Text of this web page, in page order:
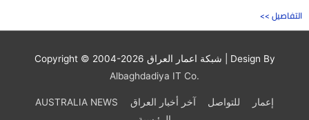
<< التفاصيل
Copyright © 2004-2026 شبكة اعمار العراق | Design By
Albaghdadiya IT Co.
AUSTRALIA NEWS آخر أخبار العراق للتواصل
إعمار